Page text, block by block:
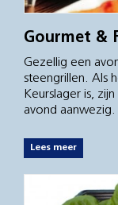
Gourmet &
Gezellig een
steengrillen. Als
Keurslager is,
avond aanwezig.
Lees meer